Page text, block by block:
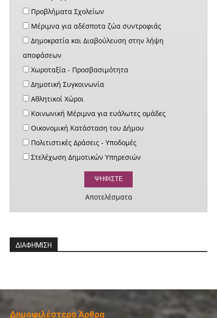
Προβλήματα Σχολείων
Μέριμνα για αδέσποτα ζώα συντροφιάς
Δημοκρατία και Διαβούλευση στην λήψη
αποφάσεων
Χωροταξία - Προσβασιμότητα
Δημοτική Συγκοινωνία
Αθλητικοί Χώροι
Κοινωνική Μέριμνα για ευάλωτες ομάδες
Οικονομική Κατάσταση του Δήμου
Πολιτιστικές Δράσεις - Υποδομές
Στελέχωση Δημοτικών Υπηρεσιών
Αποτελέσματα
ΔΙΑΦΗΜΙΣΗ
Δημοφιλέστερα Άρθρα